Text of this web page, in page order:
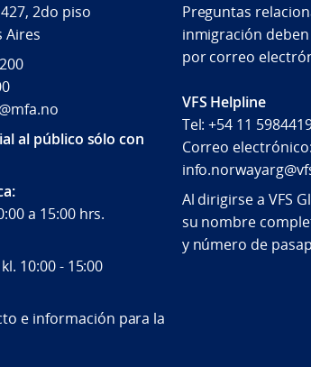
2do piso
Aires
al público sólo con
a 15:00 hrs.
10:00 - 15:00
e información para la
Preguntas
inmigración
por correo
VFS Helpline
Tel: +54 11
Correo electrónico:
Al dirigirse a VFS
su nombre
y número de